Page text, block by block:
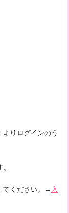
りログインのう
てください。→ 入